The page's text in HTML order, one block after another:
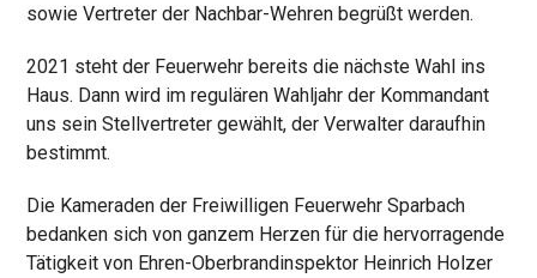
sowie Vertreter der Nachbar-Wehren begrüßt werden.
2021 steht der Feuerwehr bereits die nächste Wahl ins
Haus. Dann wird im regulären Wahljahr der Kommandant
uns sein Stellvertreter gewählt, der Verwalter daraufhin
bestimmt.
Die Kameraden der Freiwilligen Feuerwehr Sparbach
bedanken sich von ganzem Herzen für die hervorragende
Tätigkeit von Ehren-Oberbrandinspektor Heinrich Holzer